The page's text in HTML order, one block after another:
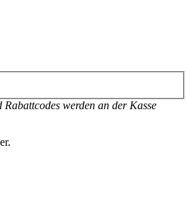
werden an der Kasse